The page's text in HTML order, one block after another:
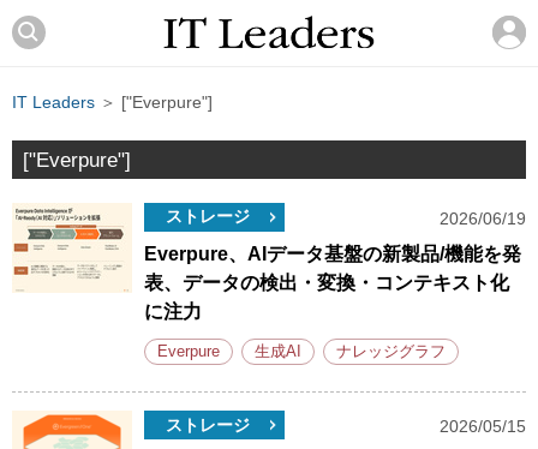
IT Leaders ＞ ["Everpure"]
["Everpure"]
ストレージ 2026/06/19
Everpure、AIデータ基盤の新製品/機能を発
表、データの検出・変換・コンテキスト化
に注力
Everpure 生成AI ナレッジグラフ
ストレージ 2026/05/15